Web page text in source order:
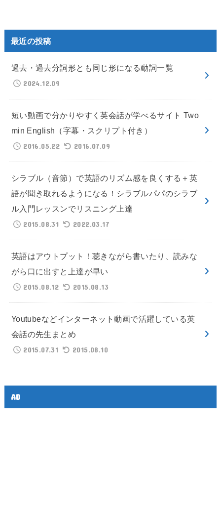
最近の投稿
過去・過去分詞形とも同じ形になる動詞一覧
2024.12.09
短い動画で分かりやすく英会話が学べるサイト Two
min English（字幕・スクリプト付き）
2016.05.22
2016.07.09
シラブル（音節）で英語のリズム感を良くする＋英
語が聞き取れるようになる！シラブルパパのシラブ
ル入門レッスンでリスニング上達
2015.08.31
2022.03.17
英語はアウトプット！聴きながら書いたり、読みな
がら口に出すと上達が早い
2015.08.12
2015.08.13
Youtubeなどインターネット動画で活躍している英
会話の先生まとめ
2015.07.31
2015.08.10
AD